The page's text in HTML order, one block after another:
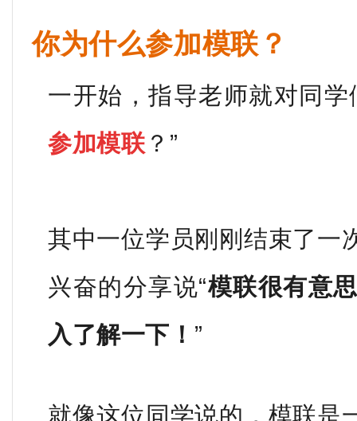
你为什么参加模联？
一开始，指导老师就对同
参加模联 ？”
其中一位学员刚刚结束了一
兴奋的分享说“模联很有意
入了解一下！ ”
就像这位同学说的，模联是